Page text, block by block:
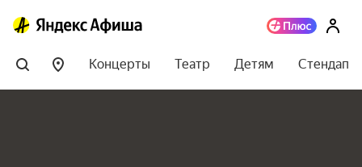
Концерты Театр Детям Стендап